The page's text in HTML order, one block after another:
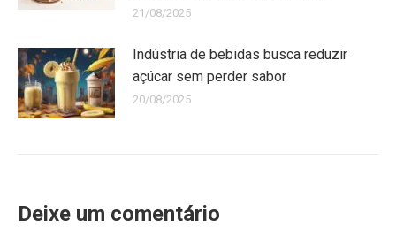
21/08/2025
Indústria de bebidas busca reduzir
açúcar sem perder sabor
20/08/2025
Deixe um comentário